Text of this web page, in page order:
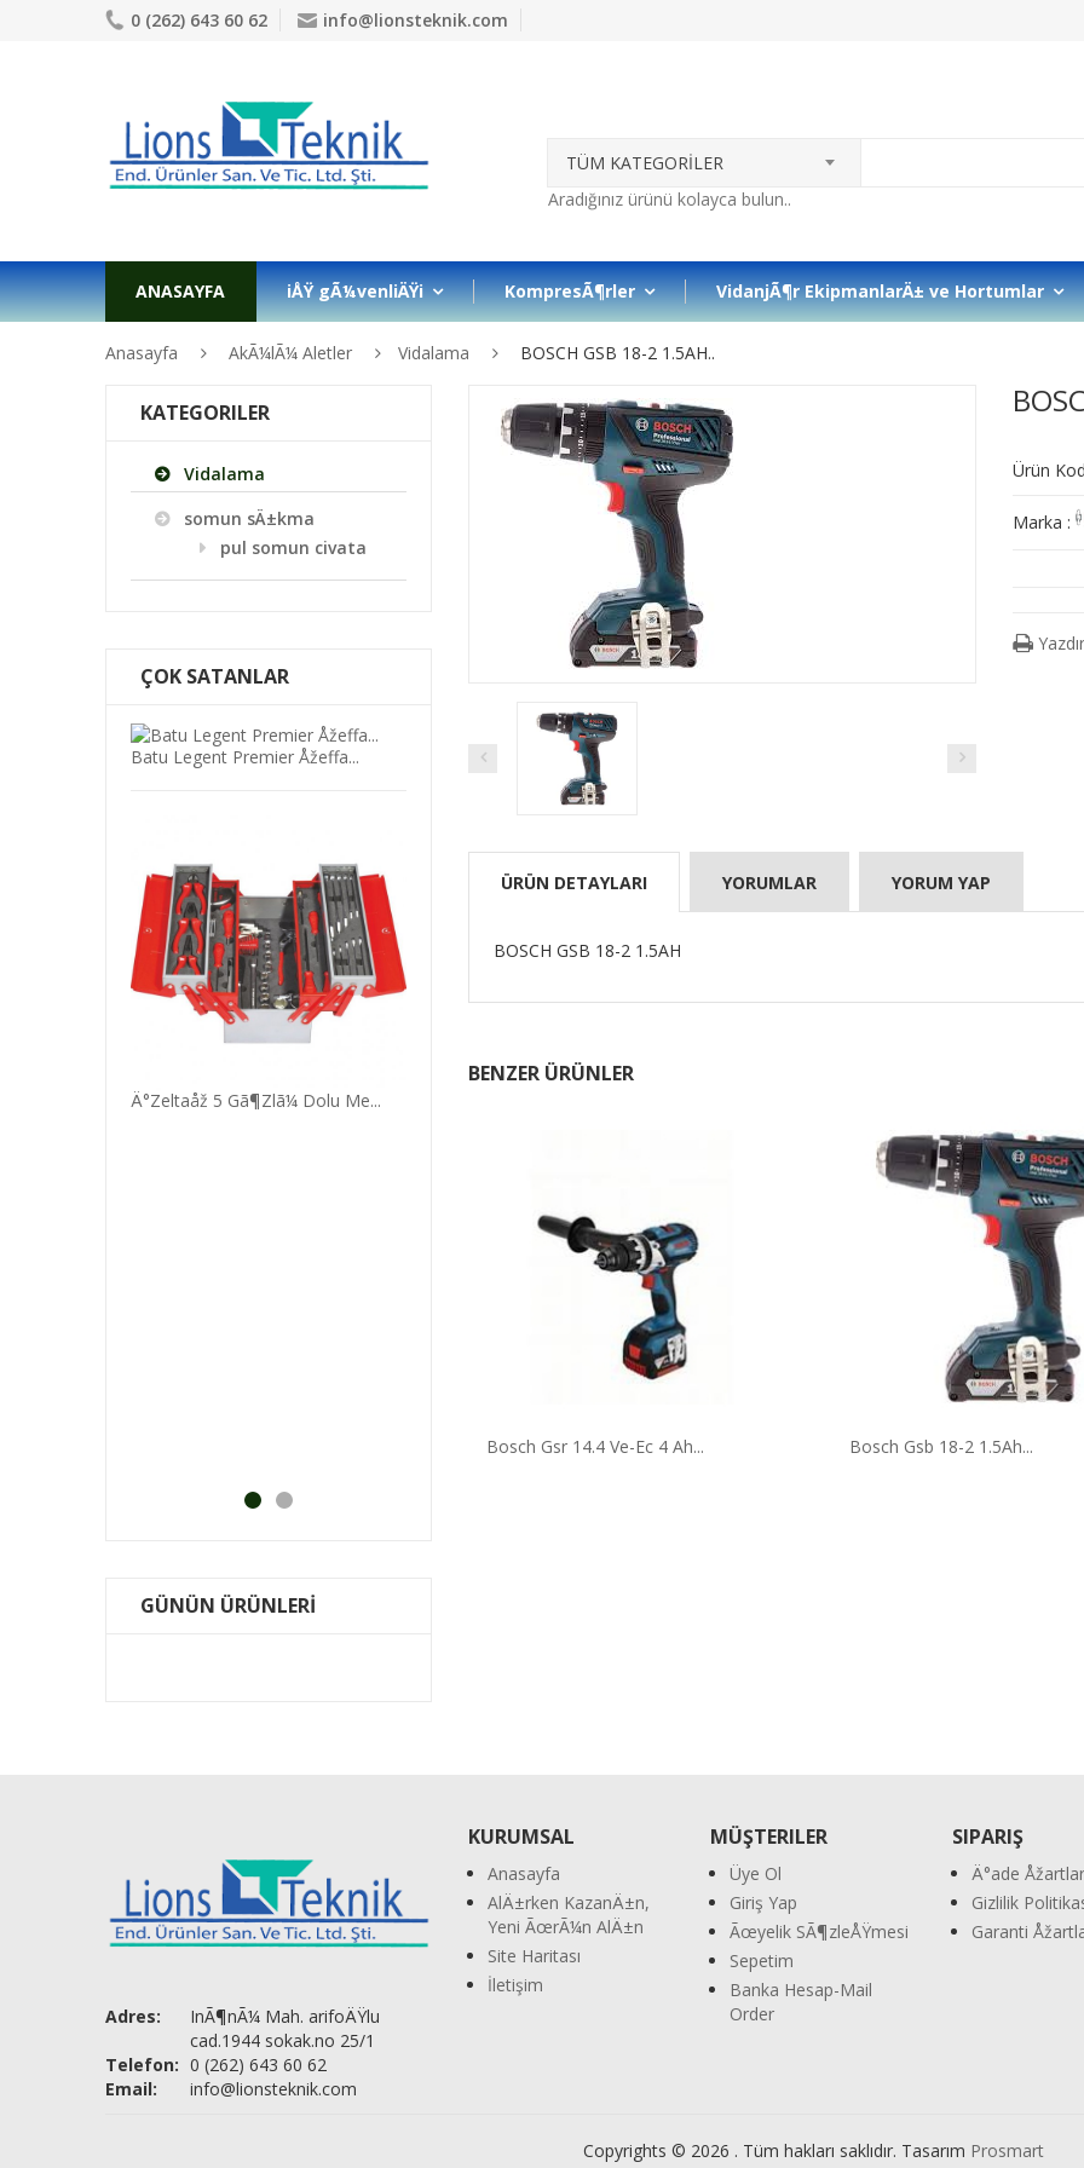
0 (262) 643 60 62 info@lionsteknik.com
TÜM KATEGORİLER
ANASAYFA iÅŸ gÃ¼venliÄŸi KompresÃ¶rler VidanjÃ¶r EkipmanlarÄ± ve Hortumlar
Anasayfa AkÃ¼lÃ¼ Aletler Vidalama BOSCH GSB 18-2 1.5AH..
KATEGORILER
Vidalama
somun sÄ±kma
pul somun civata
ÇOK SATANLAR
Batu Legent Premier Åžeffa...
Ä°Zeltaåž 5 Gã¶Zlã¼ Dolu Me...
Hä±Rdavat Ã¼Rã¼Nleri...
GÜNÜN ÜRÜNLERİ
Ürün
Marka :
Yazdır
ÜRÜN DETAYLARI YORUMLAR YORUM YAP
BOSCH GSB 18-2 1.5AH
BENZER ÜRÜNLER
Bosch Gsr 14.4 Ve-Ec 4 Ah... Bosch Gsb 18-2 1.5Ah...
Adres:
InÃ¶nÃ¼ Mah. arifoÄŸlu
cad.1944 sokak.no 25/1
Telefon: 0 (262) 643 60 62
Email:
info@lionsteknik.com
KURUMSAL
Anasayfa
AlÄ±rken KazanÄ±n,
Yeni ÃœrÃ¼n AlÄ±n
Site Haritası
İletişim
MÜŞTERILER
Üye Ol
Giriş Yap
Ãœyelik SÃ¶zleÅŸmesi
Sepetim
Banka Hesap-Mail
Order
SIPARIŞ
Ä°ade
Gizlilik
Garanti
Copyrights © 2026 . Tüm hakları saklıdır. Tasarım Prosmart